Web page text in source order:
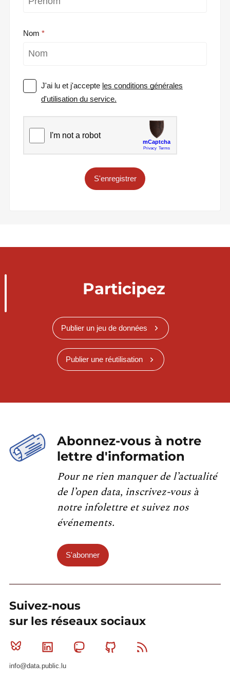
Nom
J'ai lu et j'accepte les conditions générales
d'utilisation du service.
S'enregistrer
Participez
Publier un jeu de données
Publier une réutilisation
Abonnez-vous à notre
lettre d'information
Pour ne rien manquer de l’actualité
de l’open data, inscrivez-vous à
notre infolettre et suivez nos
événements.
S'abonner
Suivez-nous
sur les réseaux sociaux
Bluesky Linkedin MastodonGithub
info@data.public.lu